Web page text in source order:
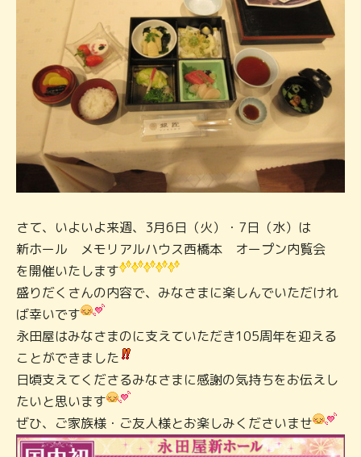
さて、いよいよ来週、3月6日（火）・7日（水）は
新ホール メモリアルハウス西橋本 オープン内覧会
を開催いたします
盛りだくさんの内容で、みなさまに楽しんでいただけれ
ば幸いです
永田屋はみなさまのに支えていただき105周年を迎える
ことができました
日頃支えてくださるみなさまに感謝の気持ちをお伝えし
たいと思います
ぜひ、ご家族様・ご友人様とお楽しみくださいませ